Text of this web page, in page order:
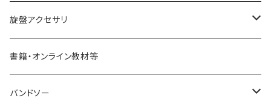
コアリングツール
ホローイングツール
ハンドル
真空チャッキング用品
ペン金具キット
ペンメイキングツール
旋盤アクセサリ
センター類
フェイスプレート
書籍・オンライン教材等
バンドソー